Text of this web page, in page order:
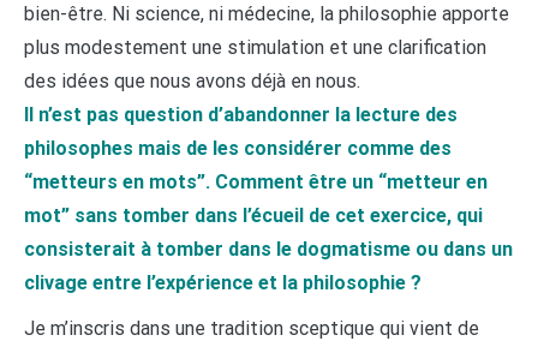
bien-être. Ni science, ni médecine, la philosophie apporte
plus modestement une stimulation et une clarification
des idées que nous avons déjà en nous.
Il n’est pas question d’abandonner la lecture des
philosophes mais de les considérer comme des
“metteurs en mots”. Comment être un “metteur en
mot” sans tomber dans l’écueil de cet exercice, qui
consisterait à tomber dans le dogmatisme ou dans un
clivage entre l’expérience et la philosophie ?
Je m’inscris dans une tradition sceptique qui vient de